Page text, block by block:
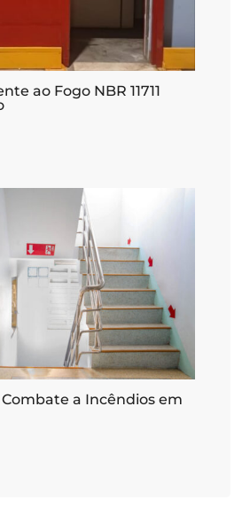
ao Fogo NBR 11711
a Incêndios em